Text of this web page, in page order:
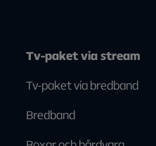
Tv-paket via stream
Tv-paket via bredband
Bredband